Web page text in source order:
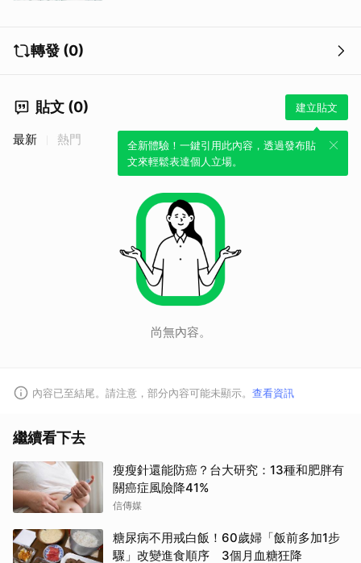
轉發 (0)
貼文 (0) 建立貼文
全新體驗！一鍵引用此內容，透過發布貼
文來輕鬆表達個人立場。
最新 熱門
尚無內容。
內容已至結尾。請注意，部分內容可能未顯示。 查看資訊
繼續看下去
瘦瘦針還能防癌？台大研究：13種和肥胖有
關癌症風險降41%
信傳媒
糖尿病不用戒白飯！60歲婦「飯前多加1步
驟」改變進食順序 3個月血糖狂降